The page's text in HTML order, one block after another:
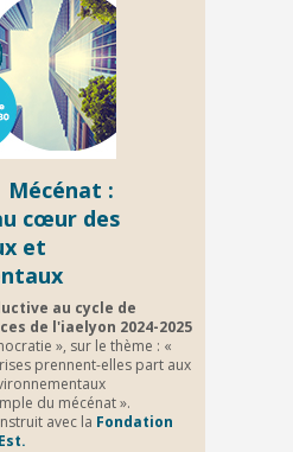
:
cœur des
et
au cycle de
de l'iaelyon 2024-2025
», sur le thème : «
prennent-elles part aux
du mécénat ».
avec la Fondation